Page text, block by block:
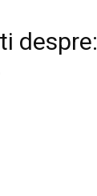
despre: